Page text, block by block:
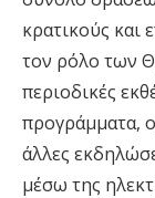
κρατικούς και
τον ρόλο των
περιοδικές
προγράμματα,
άλλες
μέσω της